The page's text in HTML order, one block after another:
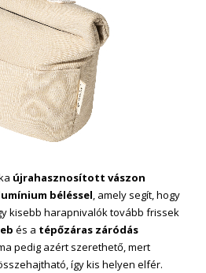
újrahasznosított vászon
béléssel, amely segít, hogy
kisebb harapnivalók tovább frissek
és a tépőzáras záródás
pedig azért szerethető, mert
így kis helyen elfér.